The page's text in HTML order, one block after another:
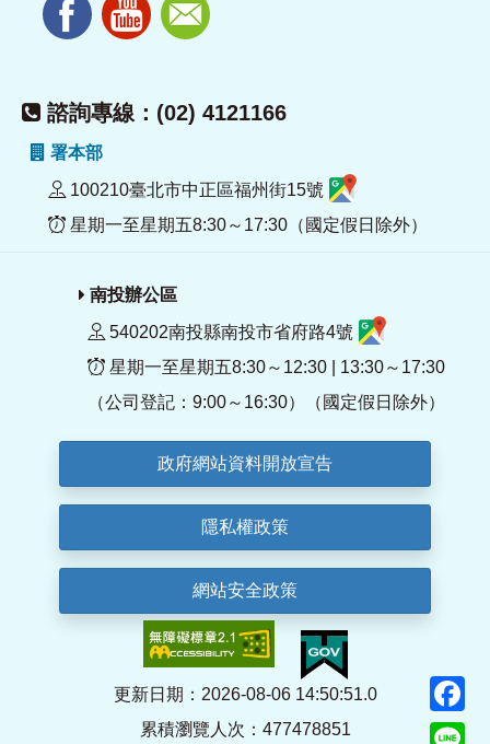
諮詢專線：(02) 4121166
署本部
100210臺北市中正區福州街15號
星期一至星期五8:30～17:30（國定假日除外）
南投辦公區
540202南投縣南投市省府路4號
星期一至星期五8:30～12:30 | 13:30～17:30
（公司登記：9:00～16:30）（國定假日除外）
政府網站資料開放宣告
隱私權政策
網站安全政策
更新日期：2026-08-06 14:50:51.0
累積瀏覽人次：477478851